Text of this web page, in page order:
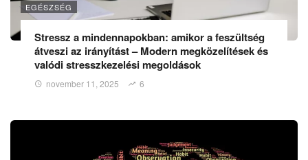
EGÉSZSÉG
Stressz a mindennapokban: amikor a feszültség
átveszi az irányítást – Modern megközelítések és
valódi stresszkezelési megoldások
november 11, 2025 6